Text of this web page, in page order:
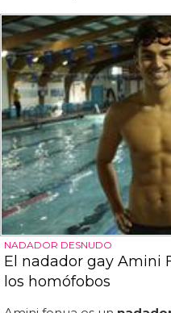
NADADOR DESNUDO
El nadador gay Amini
los homófobos